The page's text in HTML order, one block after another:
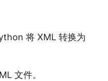
将 XML 转换为
文件。